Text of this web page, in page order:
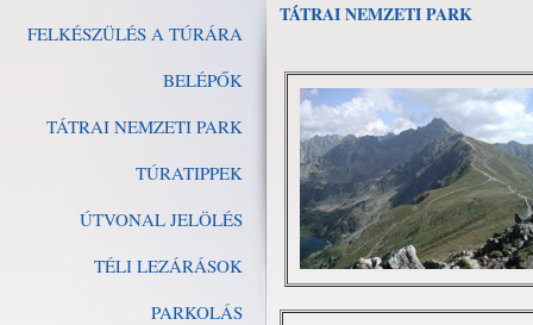
FELKÉSZÜLÉS A TÚRÁRA
BELÉPŐK
TÁTRAI NEMZETI PARK
TÚRATIPPEK
ÚTVONAL JELÖLÉS
TÉLI LEZÁRÁSOK
PARKOLÁS
TÁTRAI NEMZETI PARK